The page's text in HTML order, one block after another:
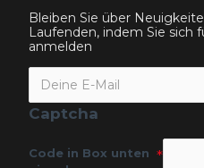
Bleiben Sie über
Laufenden, indem Sie sich
anmelden
Captcha
Code in Box unten